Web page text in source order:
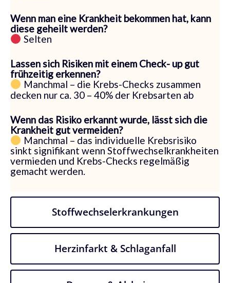
Stoffwechselerkrankungen
Herzinfarkt & Schlaganfall
Wenn man eine Krankheit bekommen hat, kann
diese geheilt werden?
Selten
Lassen sich Risiken mit einem Check- up gut
frühzeitig erkennen?
Manchmal – die Krebs-Checks zusammen
decken nur ca. 30 – 40% der Krebsarten ab
Wenn das Risiko erkannt wurde, lässt sich die
Krankheit gut vermeiden?
Manchmal – das individuelle Krebsrisiko
sinkt signifikant wenn Stoffwechselkrankheiten
vermieden und Krebs-Checks regelmäßig
gemacht werden.